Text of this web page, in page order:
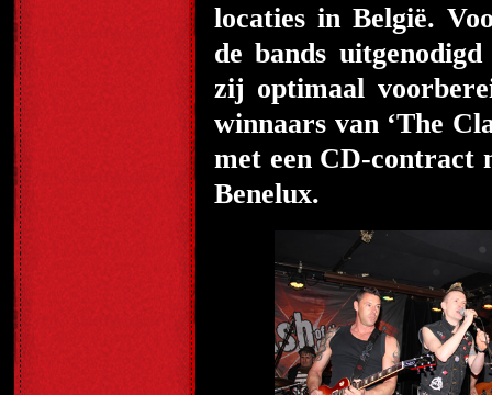
locaties in België.
de bands
zij optimaal
winnaars van ‘The
met een CD-contract
Benelux.